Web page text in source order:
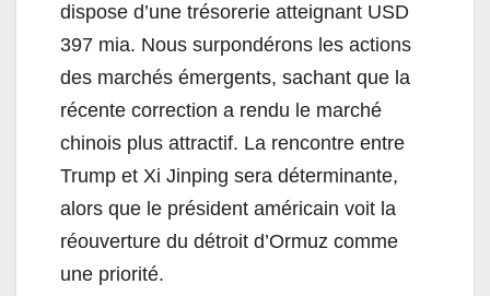
dispose d’une trésorerie atteignant USD
397 mia. Nous surpondérons les actions
des marchés émergents, sachant que la
récente correction a rendu le marché
chinois plus attractif. La rencontre entre
Trump et Xi Jinping sera déterminante,
alors que le président américain voit la
réouverture du détroit d’Ormuz comme
une priorité.